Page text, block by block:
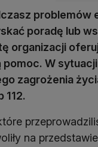
problemów
poradę lub
organizacji
pomoc. W sytuacji
zagrożenia
112.
na